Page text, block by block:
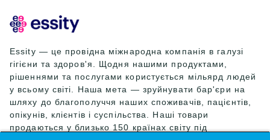
Essity — це провідна міжнародна компанія в галузі
гігієни та здоров'я. Щодня нашими продуктами,
рішеннями та послугами користується мільярд людей
у всьому світі. Наша мета — зруйнувати бар'єри на
шляху до благополуччя наших споживачів, пацієнтів,
опікунів, клієнтів і суспільства. Наші товари
продаються у близько 150 країнах світу під